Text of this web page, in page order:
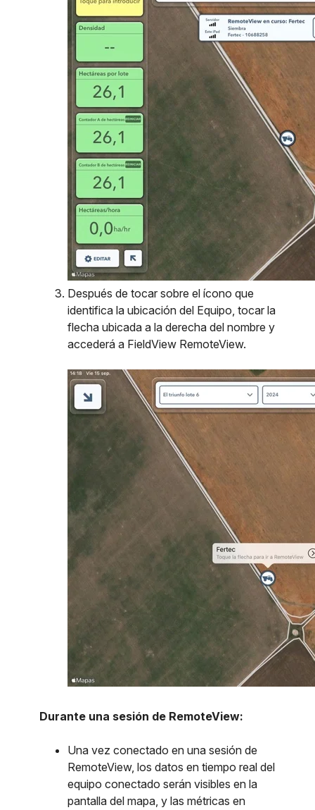
Después de tocar sobre el ícono que
identifica la ubicación del Equipo, tocar la
flecha ubicada a la derecha del nombre y
accederá a FieldView RemoteView.
Durante una sesión de RemoteView:
Una vez conectado en una sesión de
RemoteView, los datos en tiempo real del
equipo conectado serán visibles en la
pantalla del mapa, y las métricas en